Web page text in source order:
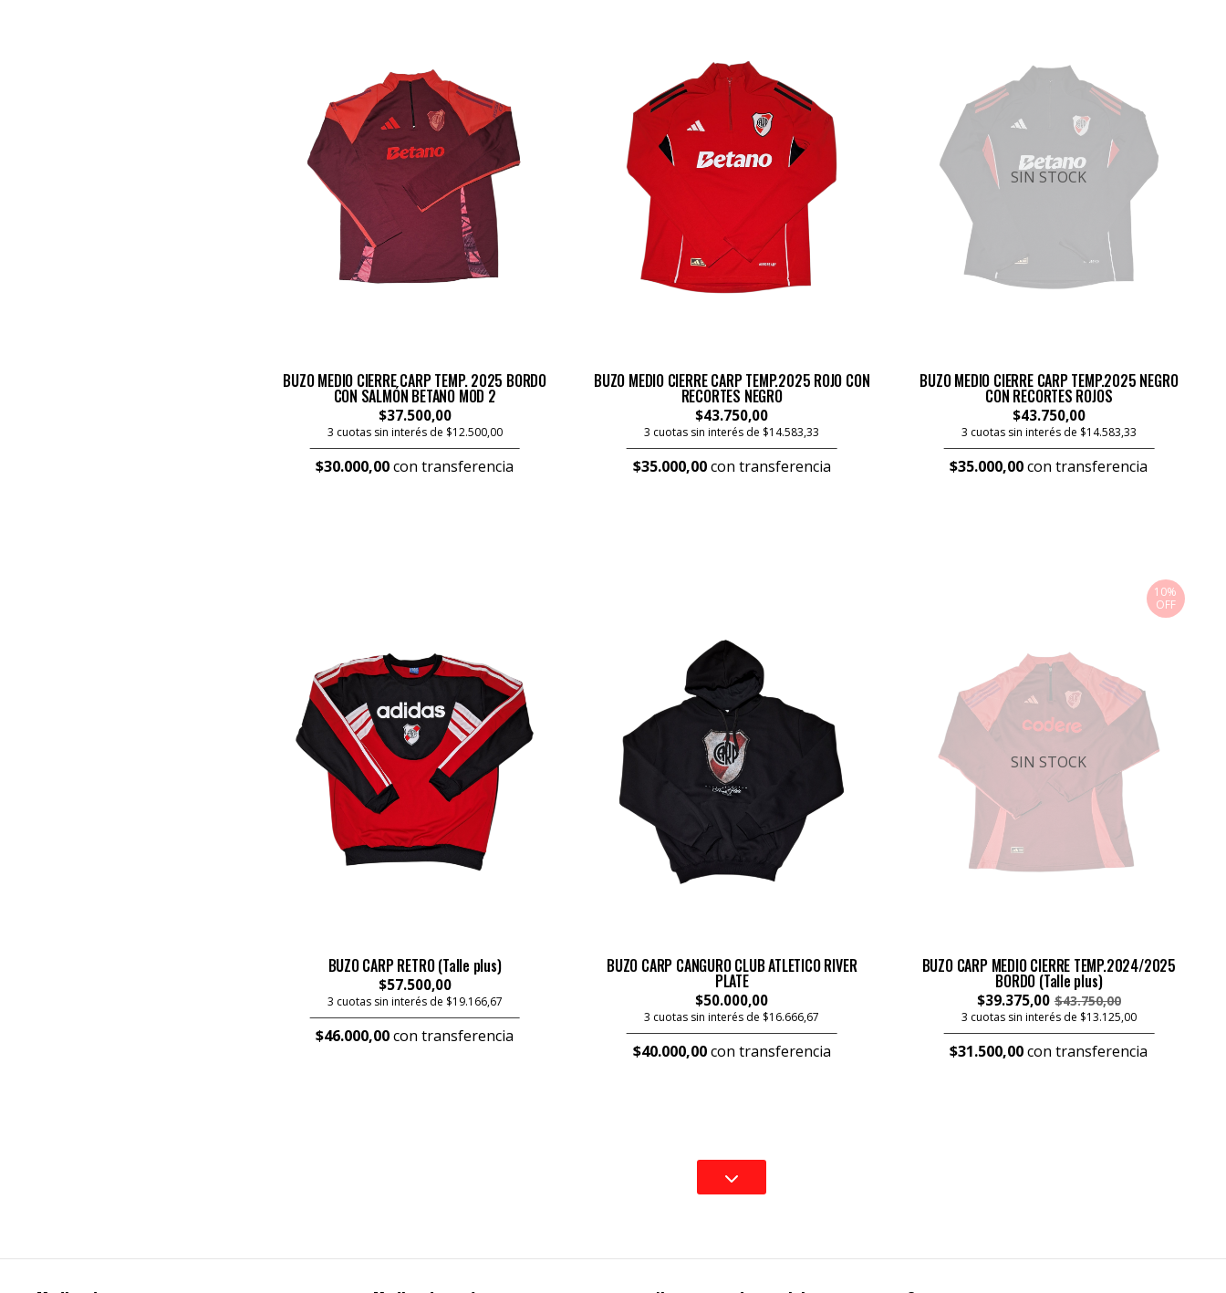
BUZO MEDIO CIERRE CARP TEMP. 2025 BORDO
CON SALMÓN BETANO MOD 2
$37.500,00
3 cuotas sin interés de $12.500,00
$30.000,00con transferencia
BUZO MEDIO CIERRE CARP TEMP.2025 ROJO CON
RECORTES NEGRO
$43.750,00
3 cuotas sin interés de $14.583,33
$35.000,00con transferencia
SIN STOCK
BUZO MEDIO CIERRE CARP TEMP.2025 NEGRO
CON RECORTES ROJOS
$43.750,00
3 cuotas sin interés de $14.583,33
$35.000,00con transferencia
BUZO CARP RETRO (Talle plus)
$57.500,00
3 cuotas sin interés de $19.166,67
$46.000,00con transferencia
BUZO CARP CANGURO CLUB ATLETICO RIVER
PLATE
$50.000,00
3 cuotas sin interés de $16.666,67
$40.000,00con transferencia
10%
OFF
SIN STOCK
BUZO CARP MEDIO CIERRE TEMP.2024/2025
BORDO (Talle plus)
$39.375,00 $43.750,00
3 cuotas sin interés de $13.125,00
$31.500,00con transferencia